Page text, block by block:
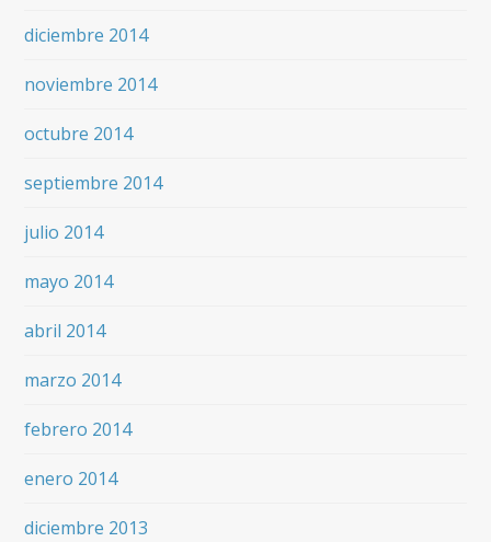
diciembre 2014
noviembre 2014
octubre 2014
septiembre 2014
julio 2014
mayo 2014
abril 2014
marzo 2014
febrero 2014
enero 2014
diciembre 2013